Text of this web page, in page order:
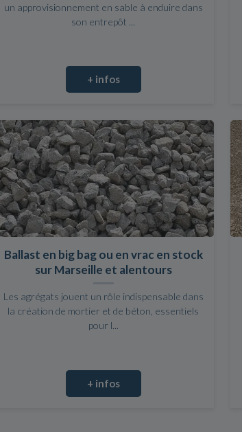
un approvisionnement en sable à enduire dans
son entrepôt ...
+ infos
Ballast en big bag ou en vrac en stock
sur Marseille et alentours
Les agrégats jouent un rôle indispensable dans
la création de mortier et de béton, essentiels
pour l...
+ infos